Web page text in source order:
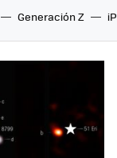
Generación Z